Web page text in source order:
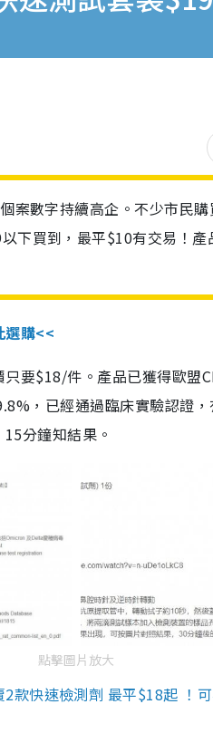
案數字持續高企。不少市民
下買到，最平$10有交易！
選購<<
要$18/件。產品已獲得歐盟
，已經通過臨床實驗認證
分鐘知結果。
點擊圖片放大
款快速檢測劑 最平$18起 ！